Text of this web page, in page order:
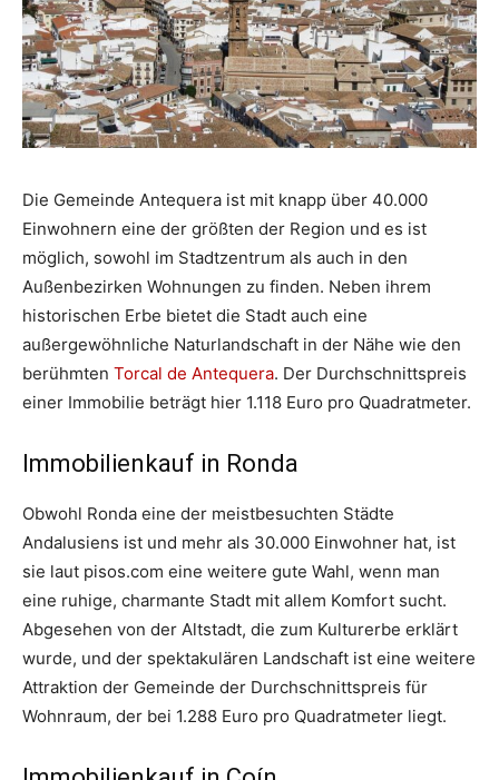
Die Gemeinde Antequera ist mit knapp über 40.000
Einwohnern eine der größten der Region und es ist
möglich, sowohl im Stadtzentrum als auch in den
Außenbezirken Wohnungen zu finden. Neben ihrem
historischen Erbe bietet die Stadt auch eine
außergewöhnliche Naturlandschaft in der Nähe wie den
berühmten Torcal de Antequera. Der Durchschnittspreis
einer Immobilie beträgt hier 1.118 Euro pro Quadratmeter.
Immobilienkauf in Ronda
Obwohl Ronda eine der meistbesuchten Städte
Andalusiens ist und mehr als 30.000 Einwohner hat, ist
sie laut pisos.com eine weitere gute Wahl, wenn man
eine ruhige, charmante Stadt mit allem Komfort sucht.
Abgesehen von der Altstadt, die zum Kulturerbe erklärt
wurde, und der spektakulären Landschaft ist eine weitere
Attraktion der Gemeinde der Durchschnittspreis für
Wohnraum, der bei 1.288 Euro pro Quadratmeter liegt.